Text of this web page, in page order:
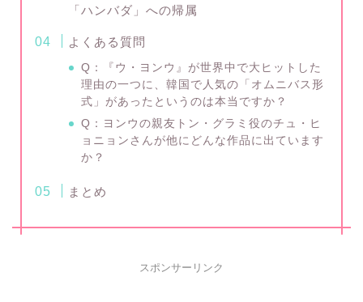
「ハンバダ」への帰属
よくある質問
Q：『ウ・ヨンウ』が世界中で大ヒットした
理由の一つに、韓国で人気の「オムニバス形
式」があったというのは本当ですか？
Q：ヨンウの親友トン・グラミ役のチュ・ヒ
ョニョンさんが他にどんな作品に出ています
か？
まとめ
スポンサーリンク